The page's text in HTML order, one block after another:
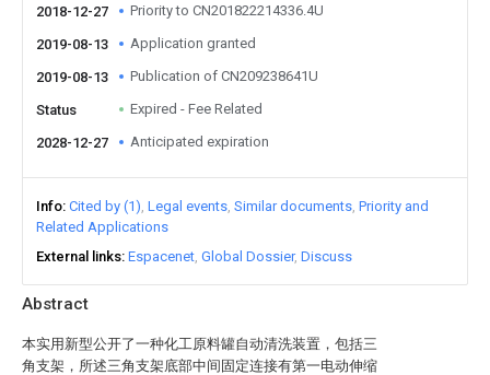
Abstract
本实用新型公开了一种化工原料罐自动清洗装置，包括三
角支架，所述三角支架底部中间固定连接有第一电动伸缩
2018-12-27 Priority to CN201822214336.4U
2019-08-13 Application granted
2019-08-13 Publication of CN209238641U
Status Expired - Fee Related
2028-12-27 Anticipated expiration
Info Cited by (1) Legal events Similar documents Priority and
Related Applications
External links Espacenet Global Dossier Discuss